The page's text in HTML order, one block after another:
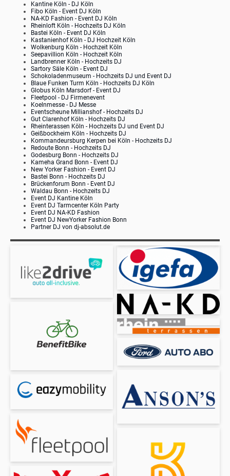
Kantine Köln - DJ Köln
Fibo Köln - Event DJ Köln
NA-KD Fashion - Event DJ Köln
Rheinloft Köln - Hochzeits DJ Köln
Bastei Köln - Event DJ Köln
Kastanienhof Köln - DJ Hochzeit Köln
Wolkenburg Köln - Hochzeit Köln
Seepavillion Köln - Hochzeit Köln
Landbrenner Köln - Hochzeits DJ
Sartory Säle Köln - Event DJ
Schokoladenmuseum - Hochzeits DJ und Event DJ
Blaue Funken Turm Köln - Hochzeits DJ Köln
Globus Köln Marsdorf - Event DJ
Fleetpool - DJ Firmenevent
Koelnmesse - DJ Messe
Eventscheune Millianshof - Hochzeits DJ
Gut Clarenhof Köln - Hochzeits DJ
Rheinterassen Köln - Hochzeits DJ und Event DJ
Geißbockheim Köln - Hochzeits DJ
Kommandeursburg Kerpen bei Köln - Hochzeits DJ
Redoute Bonn - Hochzeits DJ
Godesburg Bonn - Hochzeits DJ
Kameha Grand Bonn - Event DJ
New Yorker Fashion - Event DJ
Bastei Bonn - Hochzeits DJ
Brückenforum Bonn - Event DJ
Waldau Bonn - Hochzeits DJ
Event DJ Kantine Köln
Event DJ Tarmcenter Köln Party
Event DJ NA-KD Fashion
Event DJ NewYorker Fashion Bonn
Partner DJ von dj-absolut.de